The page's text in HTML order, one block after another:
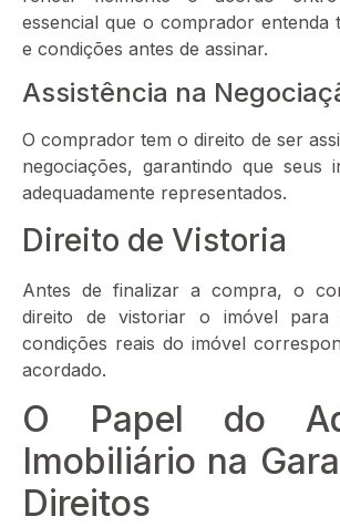
essencial que o comprador entenda
e condições antes de assinar.
Assistência na
O comprador tem o direito de ser
negociações, garantindo que seus
adequadamente representados.
Direito de Vistoria
Antes de finalizar a compra, o
direito de vistoriar o imóvel para
condições reais do imóvel
acordado.
O Papel do
Imobiliário na
Direitos